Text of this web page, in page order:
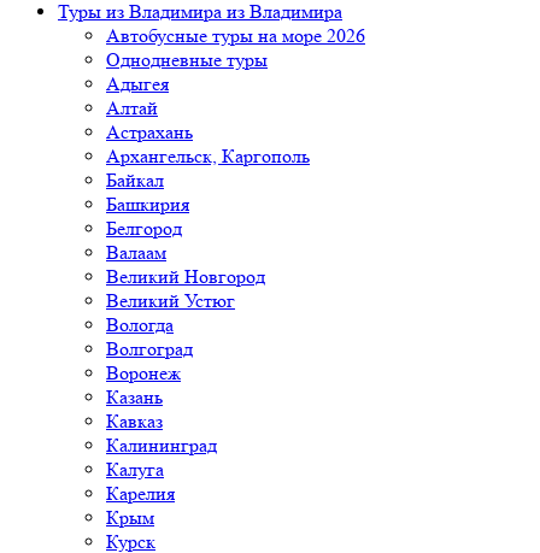
Туры из Владимира из Владимира
Автобусные туры на море 2026
Однодневные туры
Адыгея
Алтай
Астрахань
Архангельск, Каргополь
Байкал
Башкирия
Белгород
Валаам
Великий Новгород
Великий Устюг
Вологда
Волгоград
Воронеж
Казань
Кавказ
Калининград
Калуга
Карелия
Крым
Курск